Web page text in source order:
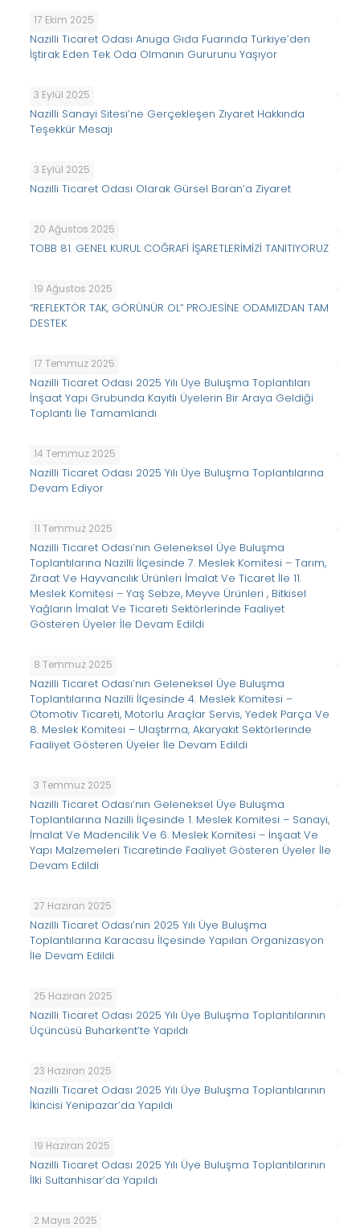
17 Ekim 2025
Nazilli Ticaret Odası Anuga Gıda Fuarında Türkiye’den
İştirak Eden Tek Oda Olmanın Gururunu Yaşıyor
3 Eylül 2025
Nazilli Sanayi Sitesi’ne Gerçekleşen Ziyaret Hakkında
Teşekkür Mesajı
3 Eylül 2025
Nazilli Ticaret Odası Olarak Gürsel Baran’a Ziyaret
20 Ağustos 2025
TOBB 81. GENEL KURUL COĞRAFİ İŞARETLERİMİZİ TANITIYORUZ
19 Ağustos 2025
“REFLEKTÖR TAK, GÖRÜNÜR OL” PROJESİNE ODAMIZDAN TAM
DESTEK
17 Temmuz 2025
Nazilli Ticaret Odası 2025 Yılı Üye Buluşma Toplantıları
İnşaat Yapı Grubunda Kayıtlı Üyelerin Bir Araya Geldiği
Toplantı İle Tamamlandı
14 Temmuz 2025
Nazilli Ticaret Odası 2025 Yılı Üye Buluşma Toplantılarına
Devam Ediyor
11 Temmuz 2025
Nazilli Ticaret Odası’nın Geleneksel Üye Buluşma
Toplantılarına Nazilli İlçesinde 7. Meslek Komitesi – Tarım,
Ziraat Ve Hayvancılık Ürünleri İmalat Ve Ticaret İle 11.
Meslek Komitesi – Yaş Sebze, Meyve Ürünleri , Bitkisel
Yağların İmalat Ve Ticareti Sektörlerinde Faaliyet
Gösteren Üyeler İle Devam Edildi
8 Temmuz 2025
Nazilli Ticaret Odası’nın Geleneksel Üye Buluşma
Toplantılarına Nazilli İlçesinde 4. Meslek Komitesi –
Otomotiv Ticareti, Motorlu Araçlar Servis, Yedek Parça Ve
8. Meslek Komitesi – Ulaştırma, Akaryakıt Sektörlerinde
Faaliyet Gösteren Üyeler İle Devam Edildi
3 Temmuz 2025
Nazilli Ticaret Odası’nın Geleneksel Üye Buluşma
Toplantılarına Nazilli İlçesinde 1. Meslek Komitesi – Sanayi,
İmalat Ve Madencilik Ve 6. Meslek Komitesi – İnşaat Ve
Yapı Malzemeleri Ticaretinde Faaliyet Gösteren Üyeler İle
Devam Edildi
27 Haziran 2025
Nazilli Ticaret Odası’nın 2025 Yılı Üye Buluşma
Toplantılarına Karacasu İlçesinde Yapılan Organizasyon
İle Devam Edildi
25 Haziran 2025
Nazilli Ticaret Odası 2025 Yılı Üye Buluşma Toplantılarının
Üçüncüsü Buharkent’te Yapıldı
23 Haziran 2025
Nazilli Ticaret Odası 2025 Yılı Üye Buluşma Toplantılarının
İkincisi Yenipazar’da Yapıldı
19 Haziran 2025
Nazilli Ticaret Odası 2025 Yılı Üye Buluşma Toplantılarının
İlki Sultanhisar’da Yapıldı
2 Mayıs 2025